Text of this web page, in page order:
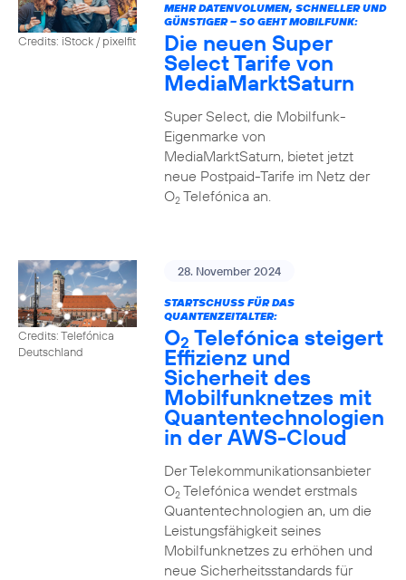
Credits: iStock / pixelfit
MEHR DATENVOLUMEN, SCHNELLER UND
GÜNSTIGER – SO GEHT MOBILFUNK:
Die neuen Super
Select Tarife von
MediaMarktSaturn
Super Select, die Mobilfunk-
Eigenmarke von
MediaMarktSaturn, bietet jetzt
neue Postpaid-Tarife im Netz der
O2Telefónica an.
Credits: Telefónica
Deutschland
28. November 2024
STARTSCHUSS FÜR DAS
QUANTENZEITALTER:
O2 Telefónica steigert
Effizienz und
Sicherheit des
Mobilfunknetzes mit
Quantentechnologien
in der AWS-Cloud
Der Telekommunikationsanbieter
O2Telefónica wendet erstmals
Quantentechnologien an, um die
Leistungsfähigkeit seines
Mobilfunknetzes zu erhöhen und
neue Sicherheitsstandards für